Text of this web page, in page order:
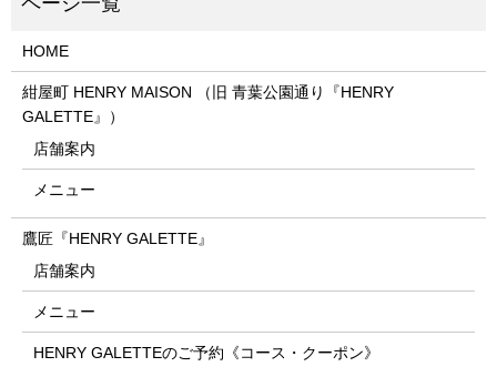
HOME
紺屋町 HENRY MAISON （旧 青葉公園通り『HENRY
GALETTE』）
店舗案内
メニュー
鷹匠『HENRY GALETTE』
店舗案内
メニュー
HENRY GALETTEのご予約《コース・クーポン》